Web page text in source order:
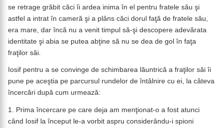
se retrage grăbit căci îi ardea inima în el pentru fratele său şi
astfel a intrat în cameră şi a plâns căci dorul faţă de fratele său,
era mare, dar încă nu a venit timpul să-şi descopere adevărata
identitate şi abia se putea abţine să nu se dea de gol în faţa
fraţilor săi.
Iosif pentru a se convinge de schimbarea lăuntrică a fraţilor săi îi
pune pe aceştia pe parcursul rundelor de întâlnire cu ei, la câteva
încercări după cum urmează:
1. Prima încercare pe care deja am menţionat-o a fost atunci
când Iosif la început le-a vorbit aspru considerându-i spioni